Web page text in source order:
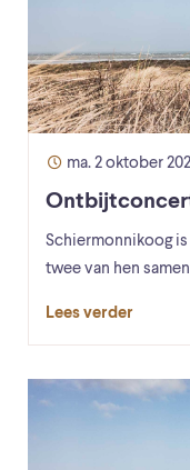
ma. 2 oktober
Schiermonnikoog
twee van hen
Lees verder